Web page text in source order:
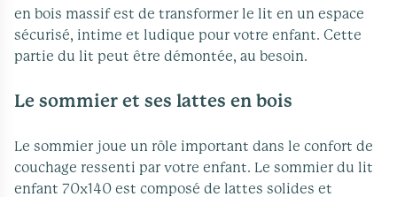
en bois massif est de transformer le lit en un espace
sécurisé, intime et ludique pour votre enfant. Cette
partie du lit peut être démontée, au besoin.
Le sommier et ses lattes en bois
Le sommier joue un rôle important dans le confort de
couchage ressenti par votre enfant. Le sommier du lit
enfant 70x140 est composé de lattes solides et